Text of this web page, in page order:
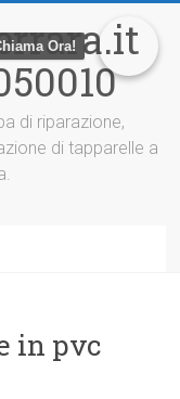
di riparazione,
di tapparelle a
in pvc
Ora!